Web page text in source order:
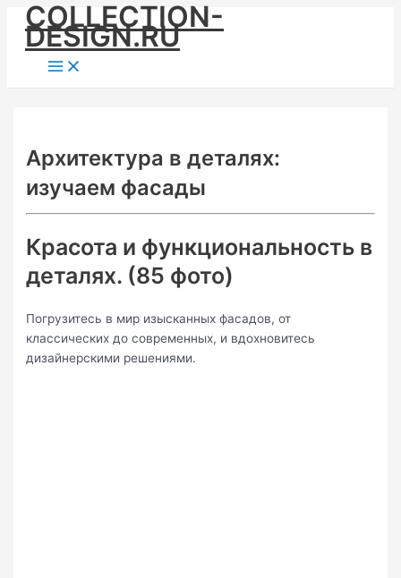
Skip
content
COLLECTION-
DESIGN.RU
Main
Menu
Архитектура в деталях:
изучаем фасады
Красота и функциональность в
деталях. (85 фото)
Погрузитесь в мир изысканных фасадов, от
классических до современных, и вдохновитесь
дизайнерскими решениями.